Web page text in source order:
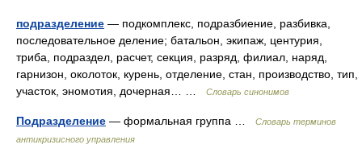
подразделение — подкомплекс, подразбиение, разбивка,
последовательное деление; батальон, экипаж, центурия,
триба, подраздел, расчет, секция, разряд, филиал, наряд,
гарнизон, околоток, курень, отделение, стан, производство, тип,
участок, эномотия, дочерная… …
Словарь синонимов
Подразделение — формальная группа …
Словарь терминов
антикризисного управления